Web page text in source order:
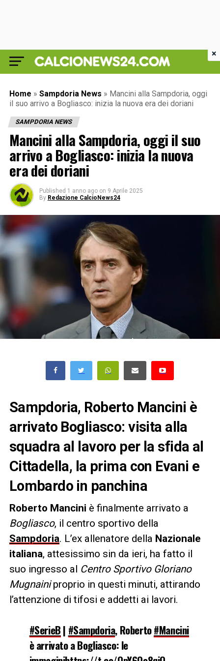
Home » Sampdoria News » Mancini alla Sampdoria, oggi
il suo arrivo a Bogliasco: inizia la nuova era dei doriani
SAMPDORIA NEWS
Mancini alla Sampdoria, oggi il suo
arrivo a Bogliasco: inizia la nuova
era dei doriani
Published 1 anno ago on 9 Aprile 2025
By Redazione CalcioNews24
Sampdoria, Roberto Mancini è
arrivato Bogliasco: visita alla
squadra al lavoro per la sfida al
Cittadella, la prima con Evani e
Lombardo in panchina
Roberto Mancini è finalmente arrivato a
Bogliasco, il centro sportivo della
Sampdoria. L’ex allenatore della Nazionale
italiana, attesissimo sin da ieri, ha fatto il
suo ingresso al Centro Sportivo Gloriano
Mugnainiproprio in questi minuti, attirando
l’attenzione di tifosi e addetti ai lavori.
#SerieB| #Sampdoria, Roberto#Mancini
è arrivato a Bogliasco: le
×